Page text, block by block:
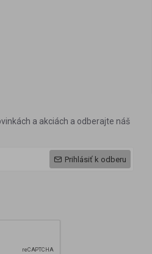
a akciách a odberajte náš
Prihlásiť k odberu